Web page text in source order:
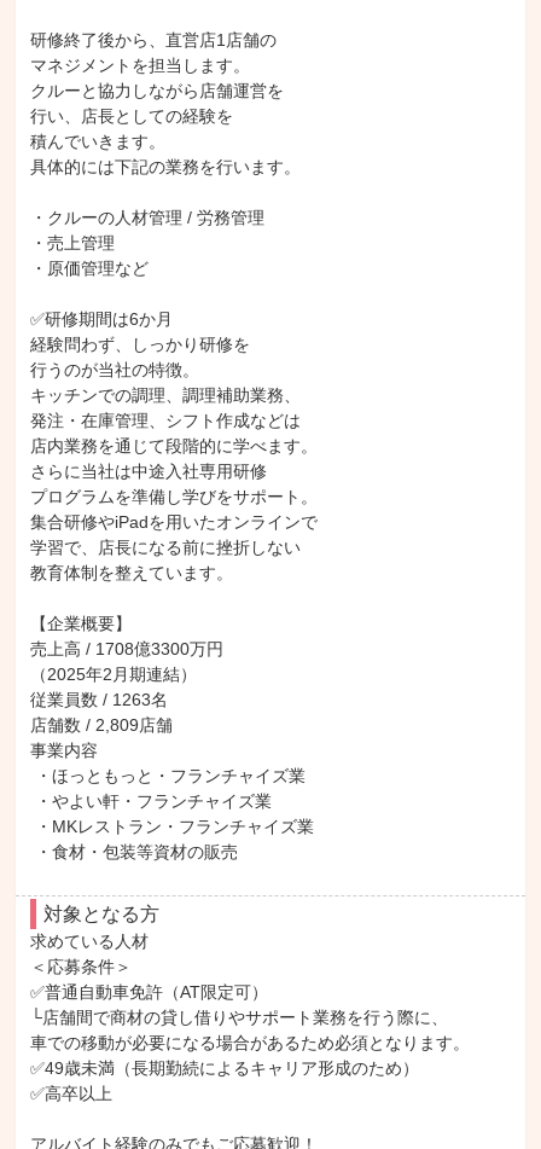
研修終了後から、直営店1店舗の
マネジメントを担当します。
クルーと協力しながら店舗運営を
行い、店長としての経験を
積んでいきます。
具体的には下記の業務を行います。
・クルーの人材管理 / 労務管理
・売上管理
・原価管理など
✅研修期間は6か月
経験問わず、しっかり研修を
行うのが当社の特徴。
キッチンでの調理、調理補助業務、
発注・在庫管理、シフト作成などは
店内業務を通じて段階的に学べます。
さらに当社は中途入社専用研修
プログラムを準備し学びをサポート。
集合研修やiPadを用いたオンラインで
学習で、店長になる前に挫折しない
教育体制を整えています。
【企業概要】
売上高 / 1708億3300万円
（2025年2月期連結）
従業員数 / 1263名
店舗数 / 2,809店舗
事業内容
・食材・包装等資材の販売
対象となる方
求めている人材
＜応募条件＞
✅普通自動車免許（AT限定可）
└店舗間で商材の貸し借りやサポート業務を行う際に、
車での移動が必要になる場合があるため必須となります。
✅49歳未満（長期勤続によるキャリア形成のため）
✅高卒以上
アルバイト経験のみでもご応募歓迎！